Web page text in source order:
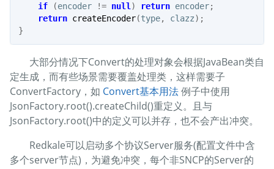
if
(encoder != null ) return encoder;
return createEncoder(type, clazz);
}
大部分情况下Convert的处理对象会根据JavaBean类自
定生成，而有些场景需要覆盖处理类，这样需要子
ConvertFactory，如 Convert基本用法例子中使用
JsonFactory.root().createChild()重定义。且与
JsonFactory.root()中的定义可以并存，也不会产出冲突。
Redkale可以启动多个协议Server服务(配置文件中含
多个server节点)，为避免冲突，每个非SNCP的Server的